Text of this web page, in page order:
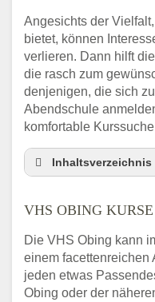
Angesichts der
bietet, können
verlieren. Dann hilft
die rasch zum
denjenigen, die sich
Abendschule
komfortable
Inhaltsverzeichnis
3 Tipps
VHS Obing
VHS Obing –
Telefonnummer
VHS OBING KURSE
Die VHS Obing kann
einem facettenreichen
jeden etwas
Obing oder der